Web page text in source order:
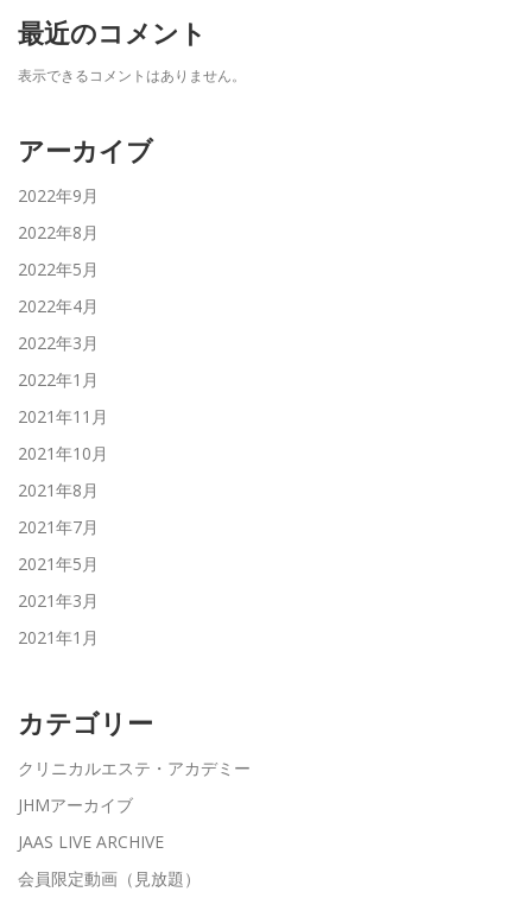
最近のコメント
表示できるコメントはありません。
アーカイブ
2022年9月
2022年8月
2022年5月
2022年4月
2022年3月
2022年1月
2021年11月
2021年10月
2021年8月
2021年7月
2021年5月
2021年3月
2021年1月
カテゴリー
クリニカルエステ・アカデミー
JHMアーカイブ
JAAS LIVE ARCHIVE
会員限定動画（見放題）